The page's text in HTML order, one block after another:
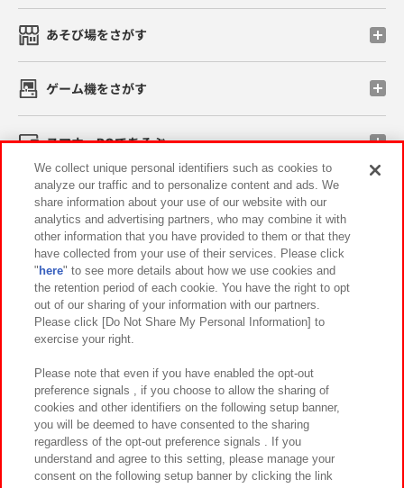
あそび場をさがす
ゲーム機をさがす
スマホ・PCであそぶ
イベント・キャンペーン
関連会社 サステナビリティ サイトポリシー
プライバシーポリシー ウェブアクセシビリティ方針と検証結果
お取引先さまとともに
カスタマーハラスメント対応方針 よくあるご質問・お問い合わせ
We collect unique personal identifiers such as cookies to
analyze our traffic and to personalize content and ads. We
share information about your use of our website with our
analytics and advertising partners, who may combine it with
other information that you have provided to them or that they
have collected from your use of their services. Please click
" here" to see more details about how we use cookies and
the retention period of each cookie. You have the right to opt
out of our sharing of your information with our partners.
Please click [Do Not Share My Personal Information] to
exercise your right.
Please note that even if you have enabled the opt-out
preference signals , if you choose to allow the sharing of
cookies and other identifiers on the following setup banner,
you will be deemed to have consented to the sharing
regardless of the opt-out preference signals . If you
understand and agree to this setting, please manage your
consent on the following setup banner by clicking the link